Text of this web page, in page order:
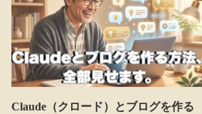
Claude（クロード）とブログを作る